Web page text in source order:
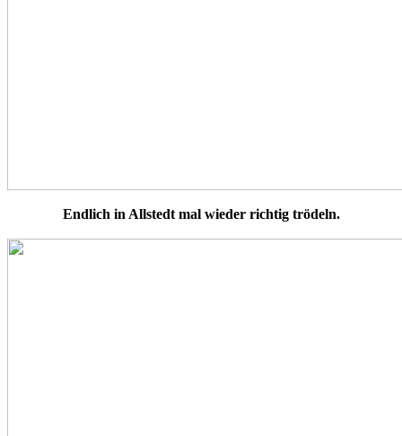
Endlich in Allstedt mal wieder richtig trödeln.